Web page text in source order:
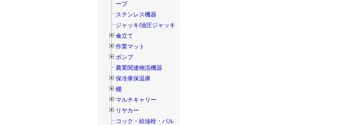
ープ
ステンレス機器
ジャッキ/油圧ジャッキ
傘立て
作業マット
ポンプ
農業関連物流機器
保冷庫保温庫
棚
マルチキャリー
リヤカー
コック・給油栓・バル